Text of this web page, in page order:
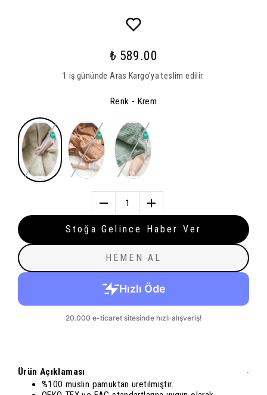
₺ 589.00
1 iş gününde Aras Kargo'ya teslim edilir.
Renk - Krem
1
Stoğa Gelince Haber Ver
HEMEN AL
Ürün Açıklaması
-
%100 müslin pamuktan üretilmiştir.